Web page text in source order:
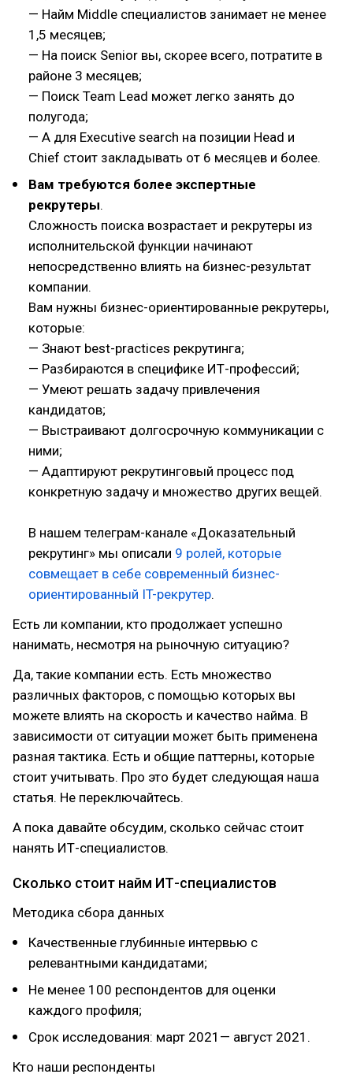
— Найм Middle специалистов занимает не менее
1,5 месяцев;
— На поиск Senior вы, скорее всего, потратите в
районе 3 месяцев;
— Поиск Team Lead может легко занять до
полугода;
— А для Executive search на позиции Head и
Chief стоит закладывать от 6 месяцев и более.
Вам требуются более экспертные
рекрутеры.
Сложность поиска возрастает и рекрутеры из
исполнительской функции начинают
непосредственно влиять на бизнес-результат
компании.
Вам нужны бизнес-ориентированные рекрутеры,
которые:
— Знают best-practices рекрутинга;
— Разбираются в специфике ИТ-профессий;
— Умеют решать задачу привлечения
кандидатов;
— Выстраивают долгосрочную коммуникации с
ними;
— Адаптируют рекрутинговый процесс под
конкретную задачу и множество других вещей.
В нашем телеграм-канале «Доказательный
рекрутинг» мы описали 9 ролей, которые
совмещает в себе современный бизнес-
ориентированный IT-рекрутер.
Есть ли компании, кто продолжает успешно
нанимать, несмотря на рыночную ситуацию?
Да, такие компании есть. Есть множество
различных факторов, с помощью которых вы
можете влиять на скорость и качество найма. В
зависимости от ситуации может быть применена
разная тактика. Есть и общие паттерны, которые
стоит учитывать. Про это будет следующая наша
статья. Не переключайтесь.
А пока давайте обсудим, сколько сейчас стоит
нанять ИТ-специалистов.
Сколько стоит найм ИТ-специалистов
Методика сбора данных
Качественные глубинные интервью с
релевантными кандидатами;
Не менее 100 респондентов для оценки
каждого профиля;
Срок исследования: март 2021— август 2021.
Кто наши респонденты